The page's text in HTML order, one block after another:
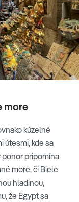
more
kúzelné
útesmi, kde sa
ponor pripomína
more, či Biele
hladinou,
že Egypt sa